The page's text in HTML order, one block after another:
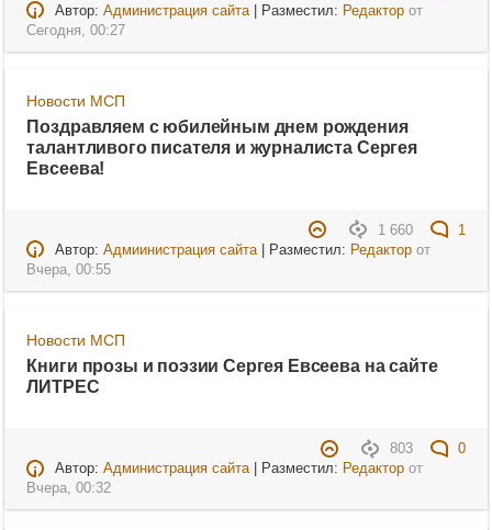
Автор: Администрация сайта| Разместил: Редакторот
Сегодня, 00:27
Новости МСП
Поздравляем с юбилейным днем рождения
талантливого писателя и журналиста Сергея
Евсеева!
1 660
1
Автор: Адмиинистрация сайта| Разместил: Редакторот
Вчера, 00:55
Новости МСП
Книги прозы и поэзии Сергея Евсеева на сайте
ЛИТРЕС
803
0
Автор: Администрация сайта| Разместил: Редакторот
Вчера, 00:32